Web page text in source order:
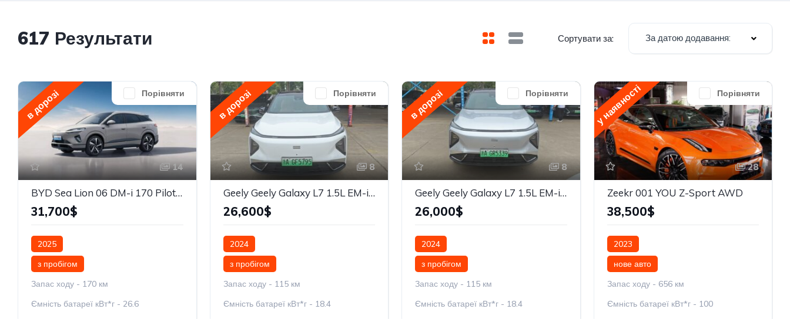
617 Результати Сортувати за: За датою додавання:
Порівняти
в дорозі
14
BYD Sea Lion 06 DM-i 170 Pilot Plus
31,700$
2025
з пробігом
Запас ходу - 170 км
Ємність батареї кВт*г - 26.6
Порівняти
в дорозі
8
Geely Geely Galaxy L7 1.5L EM-i 115km Explore+
26,600$
2024
з пробігом
Запас ходу - 115 км
Ємність батареї кВт*г - 18.4
Порівняти
в дорозі
8
Geely Geely Galaxy L7 1.5L EM-i 115km Explore+
26,000$
2024
з пробігом
Запас ходу - 115 км
Ємність батареї кВт*г - 18.4
Порівняти
у наявності
28
Zeekr 001 YOU Z-Sport AWD
38,500$
2023
нове авто
Запас ходу - 656 км
Ємність батареї кВт*г - 100